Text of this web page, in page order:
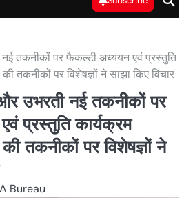
तकनीकों पर फैकल्टी अध्ययन एवं प्रस्तुति
तकनीकों पर विशेषज्ञों ने साझा किए विचार
उभरती नई तकनीकों पर
प्रस्तुति कार्यक्रम
तकनीकों पर विशेषज्ञों ने
Bureau